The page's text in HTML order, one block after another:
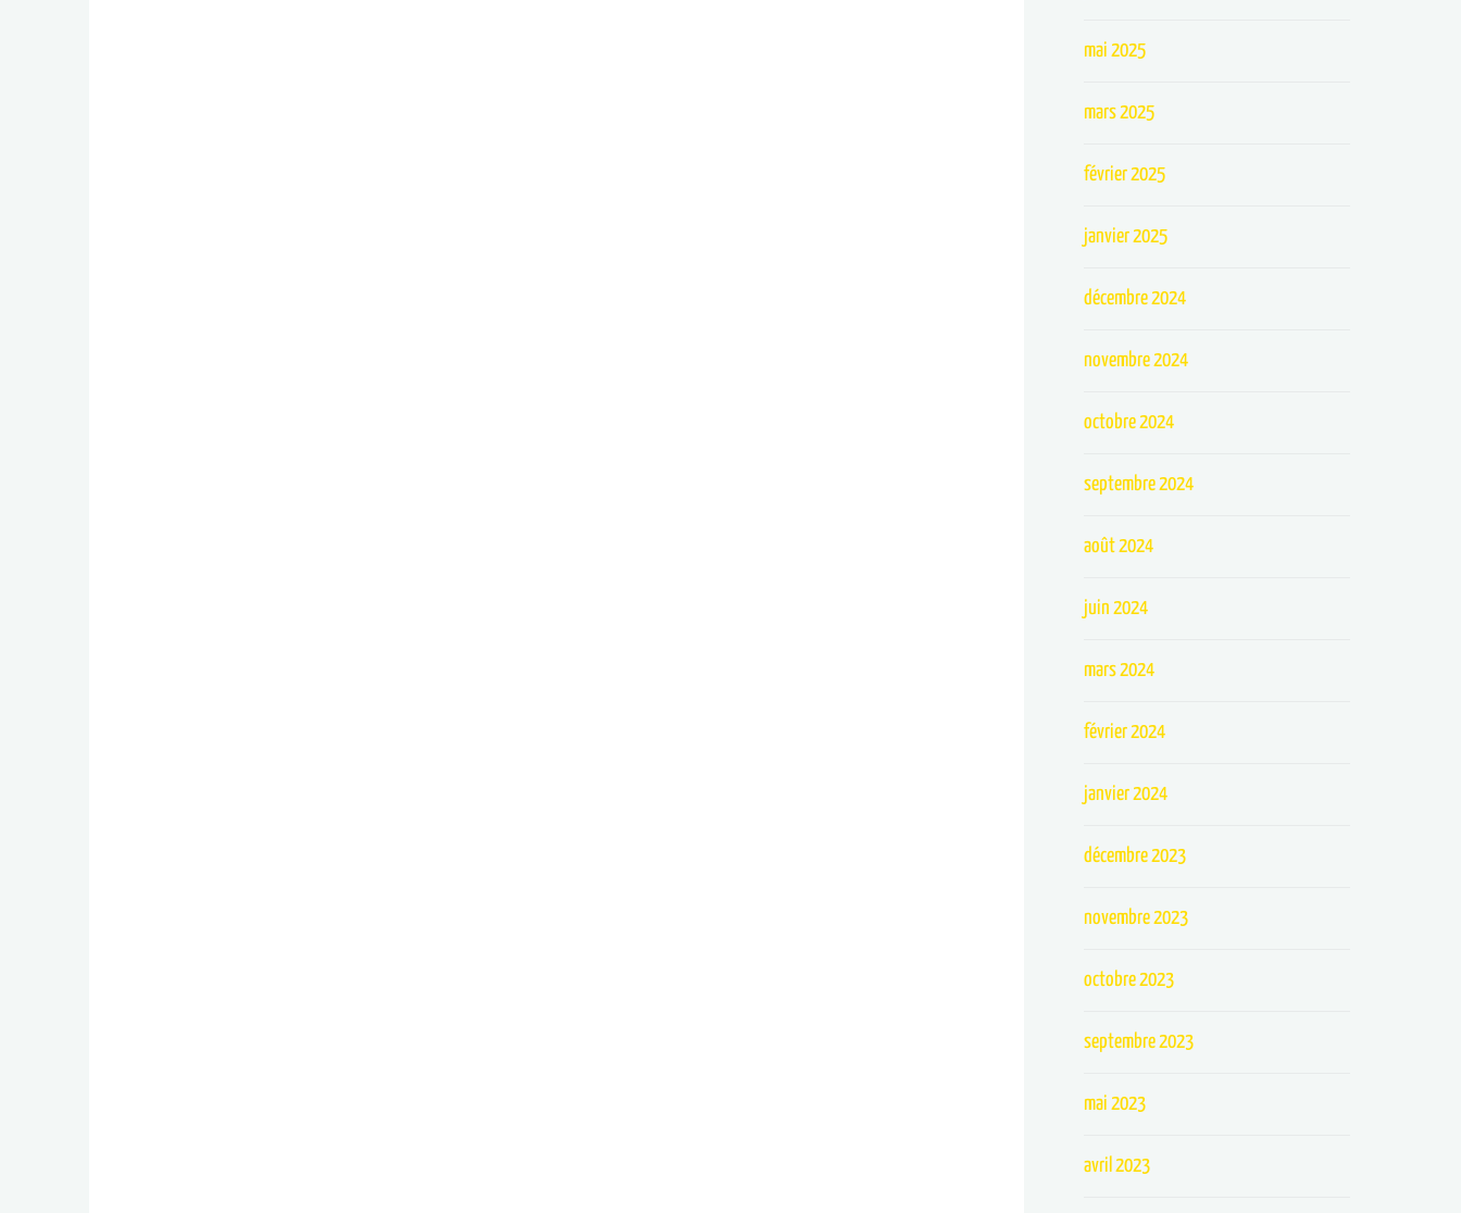
mai 2025
mars 2025
février 2025
janvier 2025
décembre 2024
novembre 2024
octobre 2024
septembre 2024
août 2024
juin 2024
mars 2024
février 2024
janvier 2024
décembre 2023
novembre 2023
octobre 2023
septembre 2023
mai 2023
avril 2023